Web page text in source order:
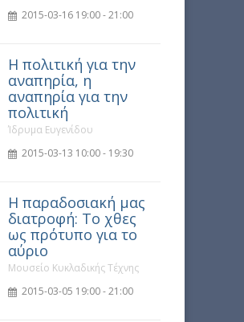
2015-03-16 19:00 - 21:00
Η πολιτική για την
αναπηρία, η
αναπηρία για την
πολιτική
Ίδρυμα Ευγενίδου
2015-03-13 10:00 - 19:30
Η παραδοσιακή μας
διατροφή: Το χθες
ως πρότυπο για το
αύριο
Μουσείο Κυκλαδικής Τέχνης
2015-03-05 19:00 - 21:00